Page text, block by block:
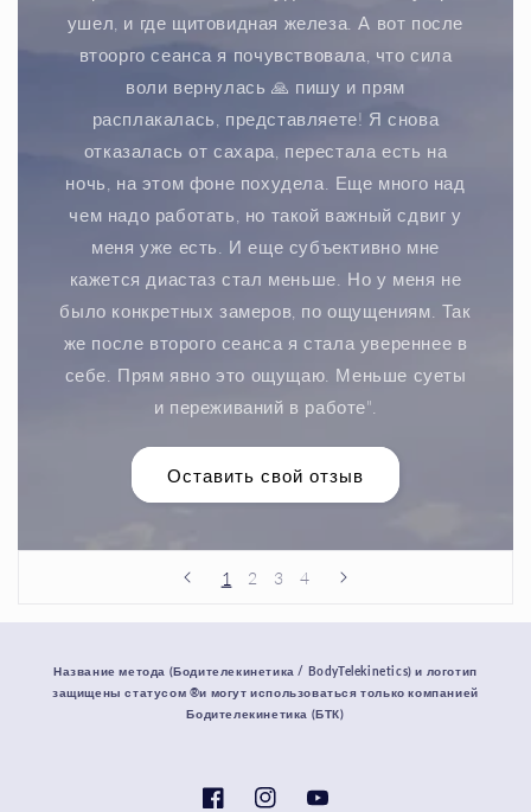
ушел, и где щитовидная железа. А вот после
втоорго сеанса я почувствовала, что сила
воли вернулась 🙏 пишу и прям
расплакалась, представляете! Я снова
отказалась от сахара, перестала есть на
ночь, на этом фоне похудела. Еще много над
чем надо работать, но такой важный сдвиг у
меня уже есть. И еще субъективно мне
кажется диастаз стал меньше. Но у меня не
было конкретных замеров, по ощущениям. Так
же после второго сеанса я стала увереннее в
себе. Прям явно это ощущаю. Меньше суеты
и переживаний в работе".
Оставить свой отзыв
1 2 3 4
Название метода (Бодителекинетика / BodyTelekinetics) и логотип
защищены статусом ®и могут использоваться только компанией
Бодителекинетика (БТК)